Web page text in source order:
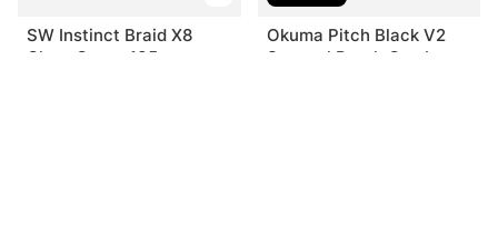
SW Instinct Braid X8
Gloss Green 135m
Okuma Pitch Black V2
Sensual Perch Combo